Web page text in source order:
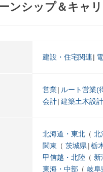
ンシップ＆キャ
建設・住宅関連
営業 ルート営業(
会計 建築土木設
北海道・東北 北
関東
茨城県 栃
甲信越・北陸
新
東海・中部
岐阜